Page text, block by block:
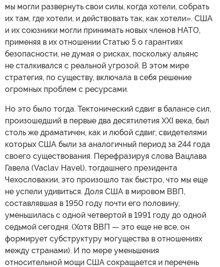
мы могли развернуть свои силы, когда хотели, собрать
их там, где хотели, и действовать так, как хотели». США
и их союзники могли принимать новых членов НАТО,
применяя в их отношении Статью 5 о гарантиях
безопасности, не думая о рисках, поскольку альянс
не сталкивался с реальной угрозой. В этом мире
стратегия, по существу, включала в себя решение
огромных проблем с ресурсами.
Но это было тогда. Тектонический сдвиг в балансе сил,
произошедший в первые два десятилетия XXI века, был
столь же драматичен, как и любой сдвиг, свидетелями
которых США были за аналогичный период за 244 года
своего существования. Перефразируя слова Вацлава
Гавела (Vaclav Havel), тогдашнего президента
Чехословакии, это произошло так быстро, что мы еще
не успели удивиться. Доля США в мировом ВВП,
составлявшая в 1950 году почти его половину,
уменьшилась с одной четвертой в 1991 году до одной
седьмой сегодня. (Хотя ВВП — это еще не все, он
формирует субструктуру могущества в отношениях
между странами). И по мере уменьшения
относительной мощи США сокращается и перечень